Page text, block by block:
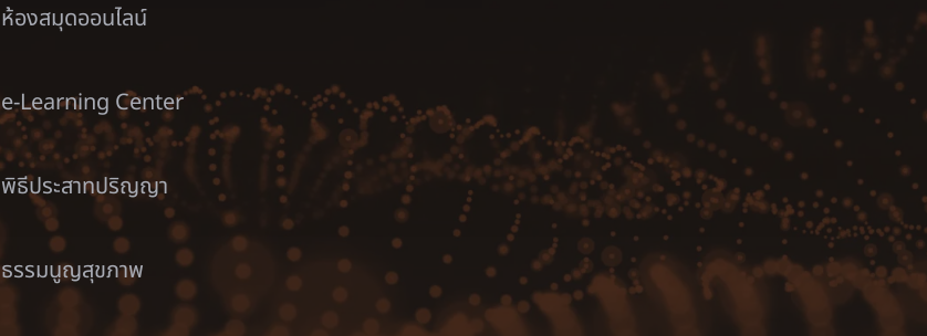
ห้องสมุดออนไลน์
e-Learning Center
พิธีประสาทปริญญา
ธรรมนูญสุขภาพ